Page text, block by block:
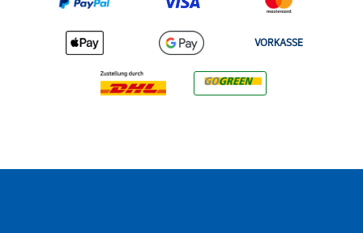
VORKASSE